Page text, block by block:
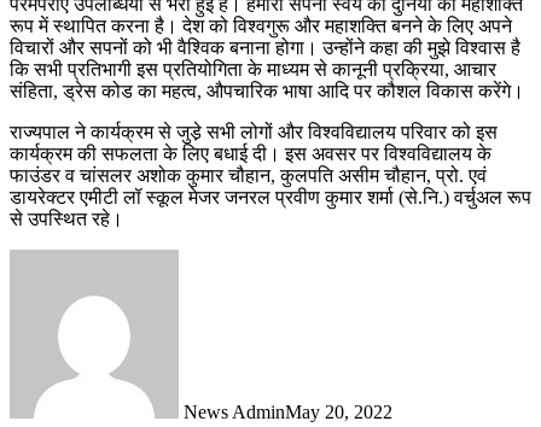
रूप में स्थापित करना है। देश को विश्वगुरू और महाशक्ति बनने के लिए अपने
विचारों और सपनों को भी वैश्विक बनाना होगा। उन्होंने कहा की मुझे विश्वास है
कि सभी प्रतिभागी इस प्रतियोगिता के माध्यम से कानूनी प्रक्रिया, आचार
संहिता, ड्रेस कोड का महत्व, औपचारिक भाषा आदि पर कौशल विकास करेंगे।
राज्यपाल ने कार्यक्रम से जुडे़ सभी लोगों और विश्वविद्यालय परिवार को इस
कार्यक्रम की सफलता के लिए बधाई दी। इस अवसर पर विश्वविद्यालय के
फाउंडर व चांसलर अशोक कुमार चौहान, कुलपति असीम चौहान, प्रो. एवं
डायरेक्टर एमीटी लॉ स्कूल मेजर जनरल प्रवीण कुमार शर्मा (से.नि.) वर्चुअल रूप
से उपस्थित रहे।
News AdminMay 20, 2022